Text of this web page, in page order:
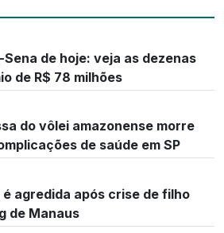
de hoje: veja as dezenas
de R$ 78 milhões
do vôlei amazonense morre
de saúde em SP
agredida após crise de filho
de Manaus